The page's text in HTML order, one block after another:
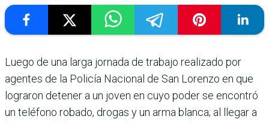
Luego de una larga jornada de trabajo realizado por
agentes de la Policía Nacional de San Lorenzo en que
lograron detener a un joven en cuyo poder se encontró
un teléfono robado, drogas y un arma blanca; al llegar a